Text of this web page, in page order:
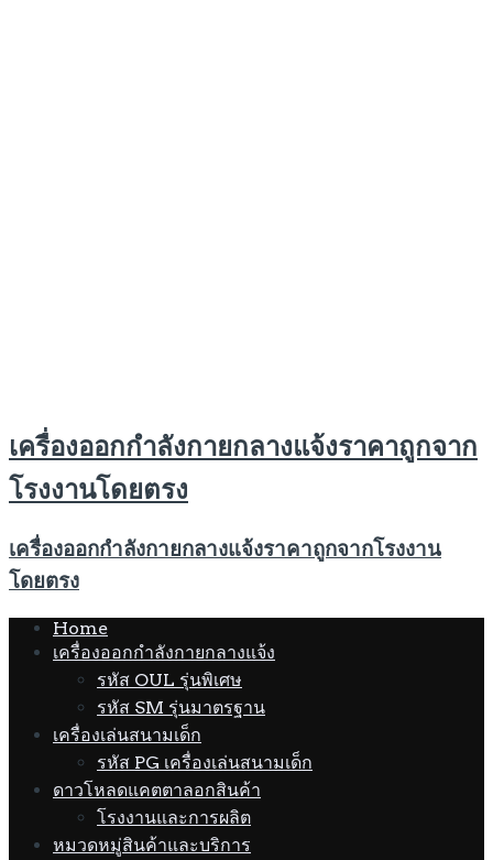
เครื่องออกกำลังกายกลางแจ้งราคาถูกจาก
โรงงานโดยตรง
เครื่องออกกำลังกายกลางแจ้งราคาถูกจากโรงงาน
โดยตรง
Home
เครื่องออกกำลังกายกลางแจ้ง
รหัส OUL รุ่นพิเศษ
รหัส SM รุ่นมาตรฐาน
เครื่องเล่นสนามเด็ก
รหัส PG เครื่องเล่นสนามเด็ก
ดาวโหลดแคตตาลอกสินค้า
โรงงานและการผลิต
หมวดหมู่สินค้าและบริการ